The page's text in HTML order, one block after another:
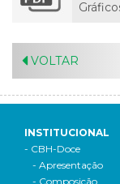
VOLTAR
INSTITUCIONAL
- CBH-Doce
- Apresentação
- Composição